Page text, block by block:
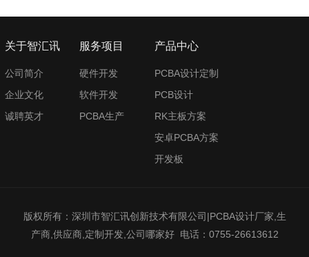
关于智汇讯
公司简介
企业文化
诚聘英才
服务项目
硬件开发
软件开发
PCBA生产
产品中心
PCBA设计定制
PCB设计
RK主板方案
安卓PCBA方案
开发板
版权所有：深圳市智汇讯创新技术有限公司|PCBA设计厂家,生
产商,供应商,定制开发,公司哪家好 电话：0755-26613612